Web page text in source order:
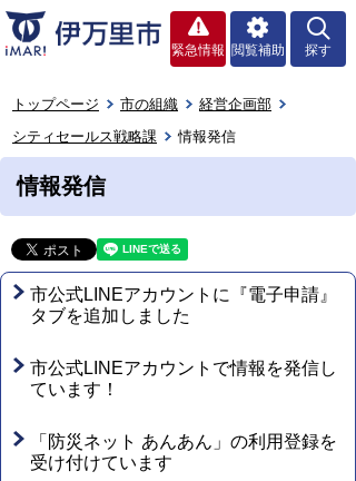
緊急情報 閲覧補助 探す
トップページ 市の組織
経営企画部
シティセールス戦略課
情報発信
情報発信
市公式LINEアカウントに『電子申請』
タブを追加しました
市公式LINEアカウントで情報を発信し
ています！
「防災ネット あんあん」の利用登録を
受け付けています